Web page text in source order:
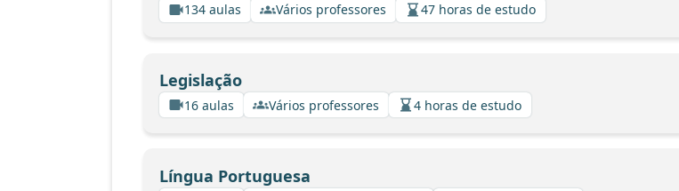
134 aulas Vários professores 47 horas de estudo
Legislação
16 aulas Vários professores 4 horas de estudo
Língua Portuguesa